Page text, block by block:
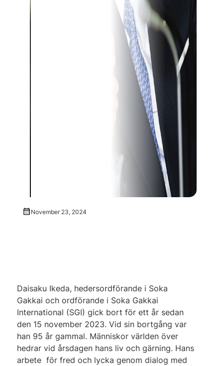
November 23, 2024
Daisaku Ikeda, hedersordförande i Soka
Gakkai och ordförande i Soka Gakkai
International (SGI) gick bort för ett år sedan
den 15 november 2023. Vid sin bortgång var
han 95 år gammal. Människor världen över
hedrar vid årsdagen hans liv och gärning. Hans
arbete för fred och lycka genom dialog med